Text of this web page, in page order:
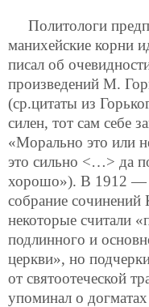
Политологи
манихейские корни
писал об
произведений М.
(ср.цитаты из
силен, тот сам себе
«Морально это или
это сильно <…> да
хорошо»). В 1912 —
собрание сочинений
некоторые считали
подлинного и
церкви», но
от святоотеческой
упоминал о